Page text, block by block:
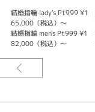
性別
レディース
メンズ
紹介文
結婚指輪 lady's Pt999 ¥1
65,000（税込）～
結婚指輪 men's Pt999 ¥1
82,000（税込）～